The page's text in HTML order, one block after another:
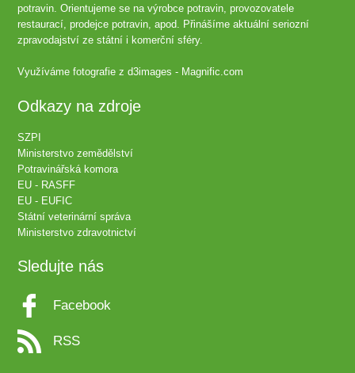
potravin. Orientujeme se na výrobce potravin, provozovatele
restaurací, prodejce potravin, apod. Přinášíme aktuální seriozní
zpravodajství ze státní i komerční sféry.
Využíváme fotografie zd3images - Magnific.com
Odkazy na zdroje
SZPI
Ministerstvo zemědělství
Potravinářská komora
EU - RASFF
EU - EUFIC
Státní veterinární správa
Ministerstvo zdravotnictví
Sledujte nás
Facebook
RSS